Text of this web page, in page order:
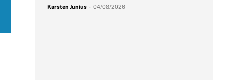
Karsten Junius 04/08/2026